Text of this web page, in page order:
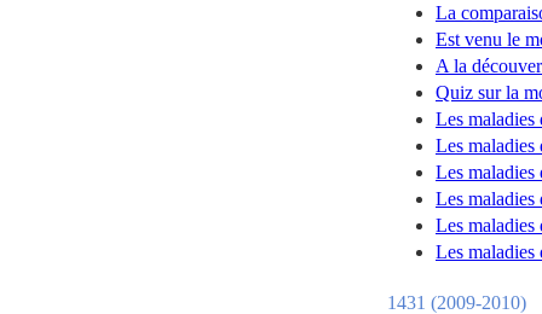
La
Est venu le
A la
Quiz sur la
Les
Les
Les
Les
Les
Les
1431 (2009-2010)